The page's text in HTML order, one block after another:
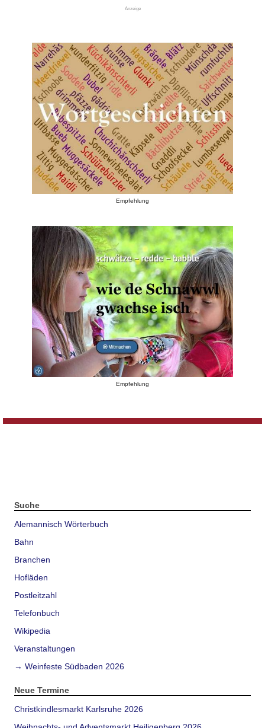
Anzeige
Empfehlung
Empfehlung
Suche
Alemannisch Wörterbuch
Bahn
Branchen
Hofläden
Postleitzahl
Telefonbuch
Wikipedia
Veranstaltungen
→ Weinfeste Südbaden 2026
Neue Termine
Christkindlesmarkt Karlsruhe 2026